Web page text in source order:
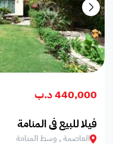
440,000 د.ب
فيلا للبيع في المنامة
العاصمة , وسط المنامة